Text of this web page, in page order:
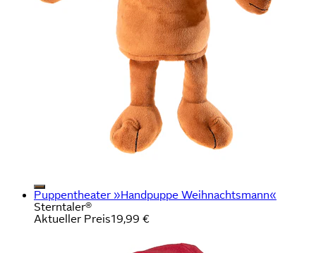
Puppentheater »Handpuppe Weihnachtsmann«
Sterntaler®
Aktueller Preis19,99 €